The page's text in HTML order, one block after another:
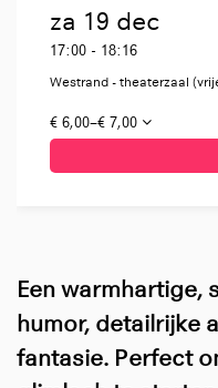
za 19 dec
17:00 - 18:16
Westrand - theaterzaal
€ 6,00–€ 7,00
Een warmhartige,
humor, detailrijke
fantasie. Perfect